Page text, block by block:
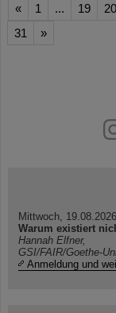
« 1 ... 19 20
31
»
Mittwoch,
Warum existiert
Hannah Elfner,
GSI/FAIR/Goethe-
Anmeldung und